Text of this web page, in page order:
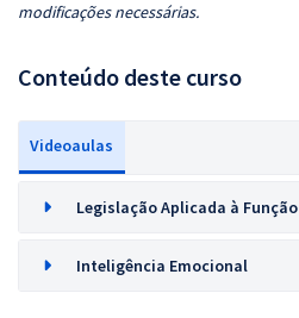
modificações necessárias.
Conteúdo deste curso
Videoaulas
Legislação Aplicada à Função
Inteligência Emocional